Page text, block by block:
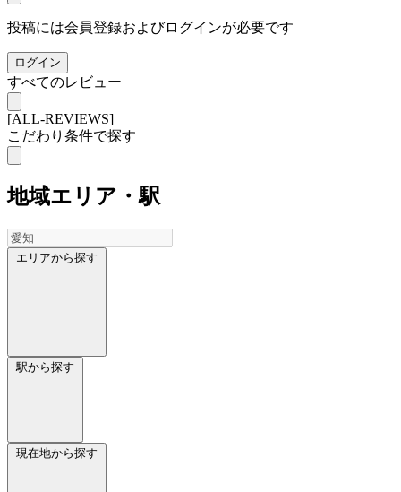
投稿には会員登録およびログインが必要です
ログイン
すべてのレビュー
[ALL-REVIEWS]
こだわり条件で探す
地域エリア・駅
エリアから探す
駅から探す
現在地から探す